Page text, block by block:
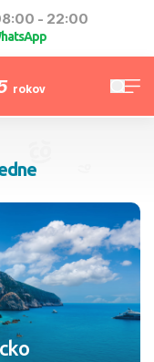
- 22:00
rokov